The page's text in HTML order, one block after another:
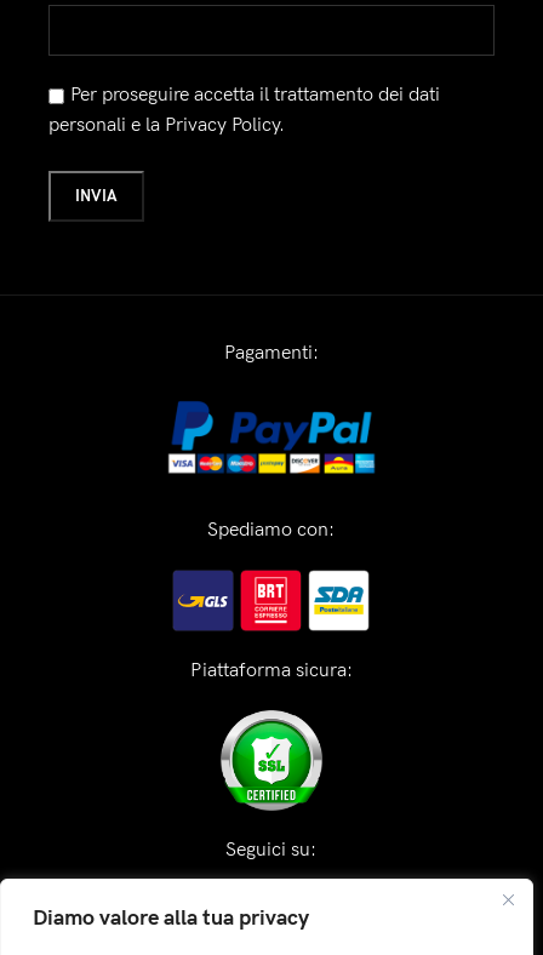
Diamo valore alla tua privacy
Per proseguire accetta il trattamento dei dati
personali e la Privacy Policy.
Pagamenti:
Spediamo con:
Piattaforma sicura:
Seguici su: